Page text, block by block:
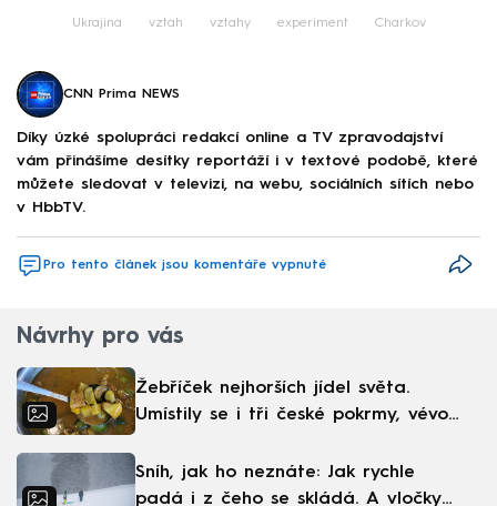
Ukrajina vztah vztahy experiment Charkov
CNN Prima NEWS
Díky úzké spolupráci redakcí online a TV zpravodajství
vám přinášíme desítky reportáží i v textové podobě, které
můžete sledovat v televizi, na webu, sociálních sítích nebo
v HbbTV.
Pro tento článek jsou komentáře vypnuté
Návrhy pro vás
Žebříček nejhorších jídel světa.
Umístily se i tři české pokrmy, vévodí
Sníh, jak ho neznáte: Jak rychle
padá i z čeho se skládá. A vločky